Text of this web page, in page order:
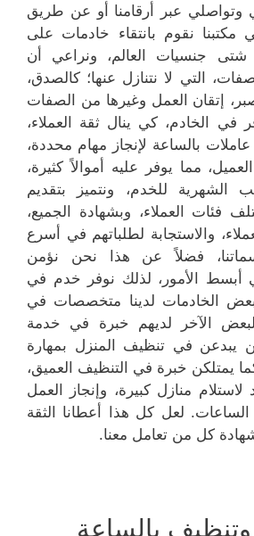
وتواصلي عبر أرقامنا أو عن طريق
مكتبنا نقوم بانتقاء خادمات على
جنسيات العالم، ونراعي أن
التي لا نتنازل عنها؛ كالصدق،
إتقان العمل وغيرها من الصفات
في الخادم، كي ينال ثقة العملاء،
بالساعة لإنجاز مهام محددة،
مما يوفر عليه أموالاً كثيرة،
الشهرية للخدم، ونتميز بتقديم
فئات العملاء، وبشهادة الجميع،
والاستجابة لطلباتهم في أسرع
فضلاً عن هذا نحن نؤمن
الأمور، لذلك نوفر خدم في
الخادمات لدينا متخصصات في
الآخر لديهم خبرة في خدمة
يبدعن في تنظيف المنزل بمهارة
كما يمتلكن خبرة في التنظيف العميق،
لاستلام منازل كبيرة، وإنجاز العمل
لعل كل هذا أعطانا الثقة
كل من تعامل معنا.
بالساعة